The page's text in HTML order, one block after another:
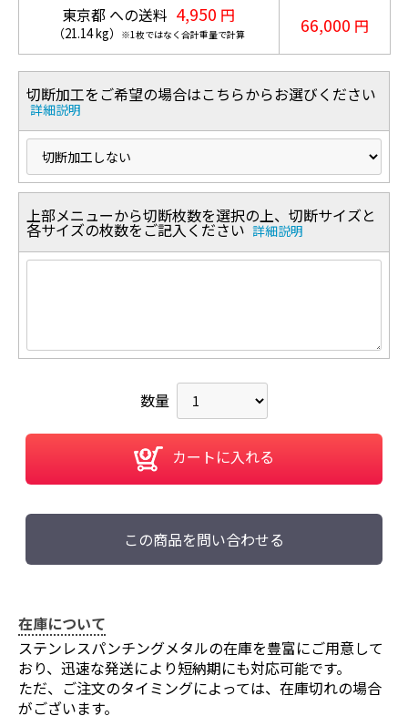
東京都 への送料 4,950 円
（21.14kg） ※1枚ではなく合計重量で計算 66,000 円
切断加工をご希望の場合はこちらからお選びください
詳細説明
上部メニューから切断枚数を選択の上、切断サイズと
各サイズの枚数をご記入ください 詳細説明
数量
カートに入れる
この商品を問い合わせる
在庫について
ステンレスパンチングメタルの在庫を豊富にご用意して
おり、迅速な発送により短納期にも対応可能です。
ただ、ご注文のタイミングによっては、在庫切れの場合
がございます。